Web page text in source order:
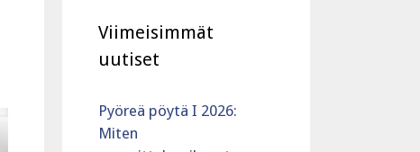
Viimeisimmät
uutiset
Pyöreä pöytä I 2026:
Miten